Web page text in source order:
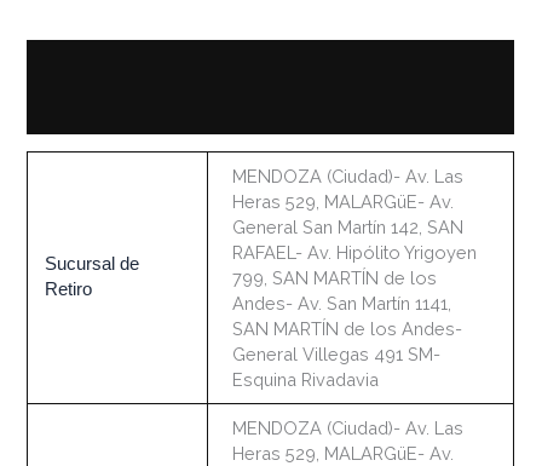
Sucursal de
Retiro
MENDOZA (Ciudad)- Av. Las
Heras 529, MALARGüE- Av.
General San Martín 142, SAN
RAFAEL- Av. Hipólito Yrigoyen
799, SAN MARTÍN de los
Andes- Av. San Martín 1141,
SAN MARTÍN de los Andes-
General Villegas 491 SM-
Esquina Rivadavia
MENDOZA (Ciudad)- Av. Las
Heras 529, MALARGüE- Av.